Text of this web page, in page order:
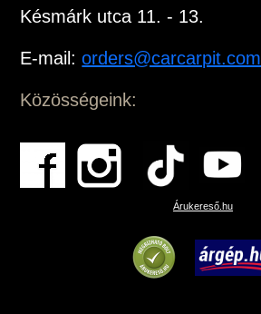
Késmárk utca 11. - 13.
E-mail:orders@carcarpit.com
Közösségeink:
Árukereső.hu